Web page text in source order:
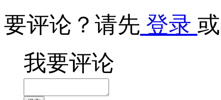
要评论？请先 登录
我要评论